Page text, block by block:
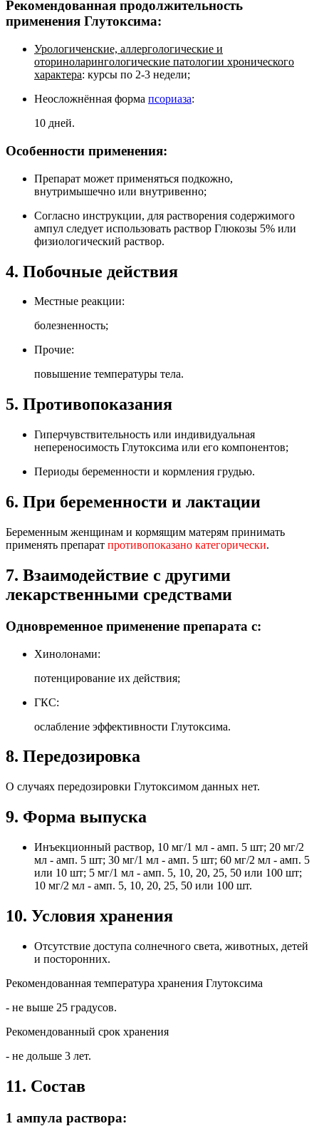
Рекомендованная продолжительность
применения Глутоксима:
Урологиченские, аллергологические и
оториноларингологические патологии хронического
характера: курсы по 2-3 недели;
Неосложнённая форма псориаза:
10 дней.
Особенности применения:
Препарат может применяться подкожно,
внутримышечно или внутривенно;
Согласно инструкции, для растворения содержимого
ампул следует использовать раствор Глюкозы 5% или
физиологический раствор.
4. Побочные действия
Местные реакции:
болезненность;
Прочие:
повышение температуры тела.
5. Противопоказания
Гиперчувствительность или индивидуальная
непереносимость Глутоксима или его компонентов;
Периоды беременности и кормления грудью.
6. При беременности и лактации
Беременным женщинам и кормящим матерям принимать
применять препарат противопоказано категорически.
7. Взаимодействие с другими
лекарственными средствами
Одновременное применение препарата с:
Хинолонами:
потенцирование их действия;
ГКС:
ослабление эффективности Глутоксима.
8. Передозировка
О случаях передозировки Глутоксимом данных нет.
9. Форма выпуска
Инъекционный раствор, 10 мг/1 мл - амп. 5 шт; 20 мг/2
мл - амп. 5 шт; 30 мг/1 мл - амп. 5 шт; 60 мг/2 мл - амп. 5
или 10 шт; 5 мг/1 мл - амп. 5, 10, 20, 25, 50 или 100 шт;
10 мг/2 мл - амп. 5, 10, 20, 25, 50 или 100 шт.
10. Условия хранения
Отсутствие доступа солнечного света, животных, детей
и посторонних.
Рекомендованная температура хранения Глутоксима
- не выше 25 градусов.
Рекомендованный срок хранения
- не дольше 3 лет.
11. Состав
1 ампула раствора: